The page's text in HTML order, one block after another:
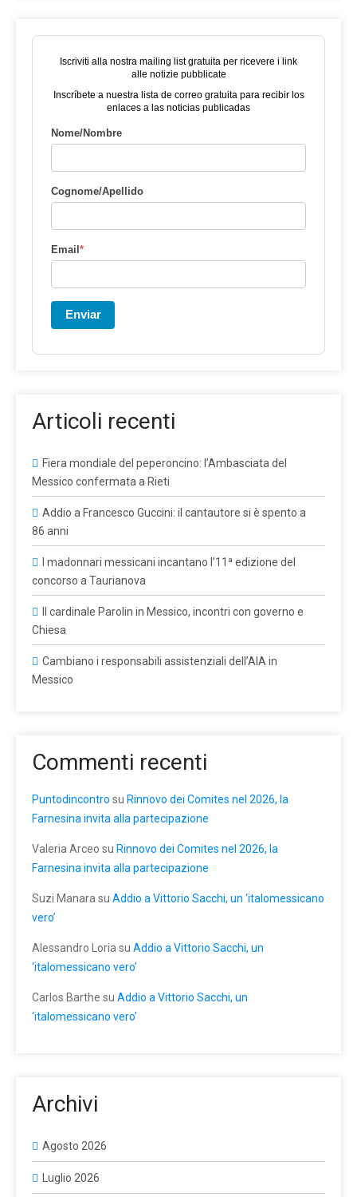
Iscriviti alla nostra mailing list gratuita per ricevere i link
alle notizie pubblicate
Inscríbete a nuestra lista de correo gratuita para recibir los
enlaces a las noticias publicadas
Nome/Nombre
Cognome/Apellido
Email *
Enviar
Articoli recenti
Fiera mondiale del peperoncino: l’Ambasciata del
Messico confermata a Rieti
Addio a Francesco Guccini: il cantautore si è spento a
86 anni
I madonnari messicani incantano l’11ª edizione del
concorso a Taurianova
Il cardinale Parolin in Messico, incontri con governo e
Chiesa
Cambiano i responsabili assistenziali dell’AIA in
Messico
Commenti recenti
Puntodincontro su Rinnovo dei Comites nel 2026, la
Farnesina invita alla partecipazione
Valeria Arceo su Rinnovo dei Comites nel 2026, la
Farnesina invita alla partecipazione
Suzi Manara su Addio a Vittorio Sacchi, un ‘italomessicano
vero’
Alessandro Loria su Addio a Vittorio Sacchi, un
‘italomessicano vero’
Carlos Barthe su Addio a Vittorio Sacchi, un
‘italomessicano vero’
Archivi
Agosto 2026
Luglio 2026